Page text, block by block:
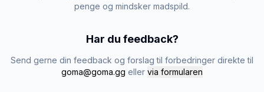
penge og mindsker madspild.
Har du feedback?
Send gerne din feedback og forslag til forbedringer direkte til
goma@goma.gg eller via formularen